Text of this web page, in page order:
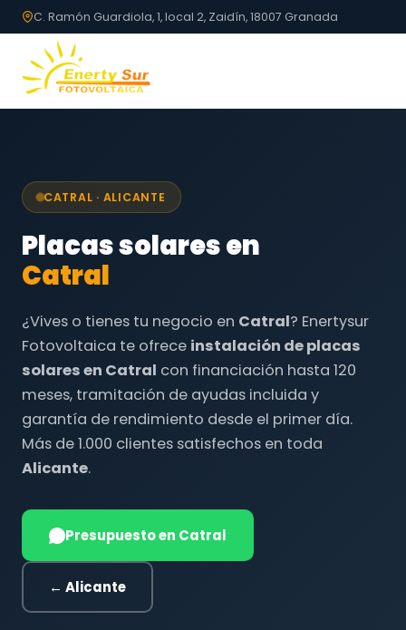
C. Ramón Guardiola, 1, local 2, Zaidín, 18007 Granada
CATRAL · ALICANTE
Placas solares en
Catral
¿Vives o tienes tu negocio en Catral? Enertysur
Fotovoltaica te ofrece instalación de placas
solares en Catral con financiación hasta 120
meses, tramitación de ayudas incluida y
garantía de rendimiento desde el primer día.
Más de 1.000 clientes satisfechos en toda
Alicante.
Presupuesto en Catral
← Alicante